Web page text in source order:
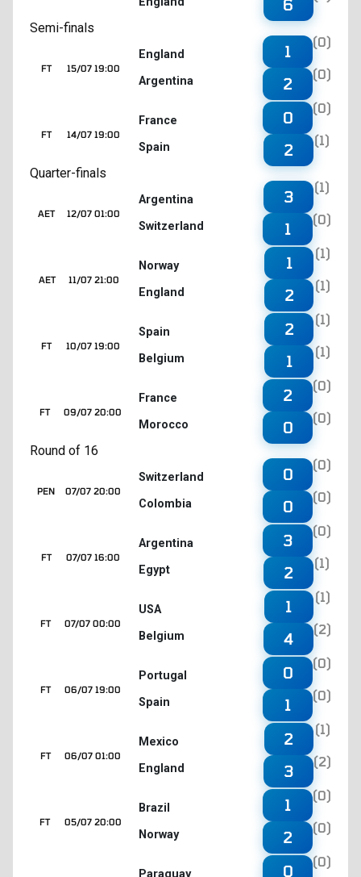
6
Semi-finals
15/07 19:00
FT
England
Argentina
1
(0)
2
(0)
14/07 19:00
FT
France
Spain
0
(0)
2
(1)
Quarter-finals
12/07 01:00
AET
Argentina
Switzerland
3
(1)
1
(0)
11/07 21:00
AET
Norway
England
1
(1)
2
(1)
10/07 19:00
FT
Spain
Belgium
2
(1)
1
(1)
09/07 20:00
FT
France
Morocco
2
(0)
0
(0)
Round of 16
07/07 20:00
PEN
Switzerland
Colombia
0
(0)
0
(0)
07/07 16:00
FT
Argentina
Egypt
3
(0)
2
(1)
07/07 00:00
FT
USA
Belgium
1
(1)
4
(2)
06/07 19:00
FT
Portugal
Spain
0
(0)
1
(0)
06/07 01:00
FT
Mexico
England
2
(1)
3
(2)
05/07 20:00
FT
Brazil
Norway
1
(0)
2
(0)
Paraguay
0
(0)